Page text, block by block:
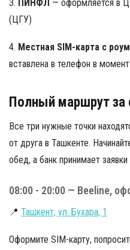
3. ПИНФЛ — оформляется в
(ЦГУ)
4. Местная SIM-карта с
вставлена в телефон в
Полный маршрут за
Все три нужные точки
от друга в Ташкенте.
обед, а банк принимает
08:00 - 20:00 — Beeline,
📍 Ташкент, ул. Бухара, 1
Оформите SIM-карту,